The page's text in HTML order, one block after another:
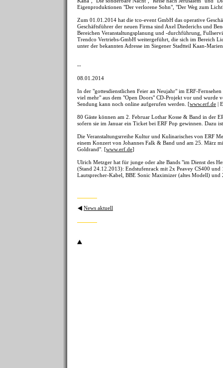
Eigenproduktionen "Der verlorene Sohn", "Der Weg zum
Zum 01.01.2014 hat die tco-event GmbH das operative
Geschäftsführer der neuen Firma sind Axel Diederichs und
Bereichen Veranstaltungsplanung und -durchführung,
Trendco Vertriebs-GmbH weitergeführt, die sich im Bereich
unter der bekannten Adresse im Siegener Stadtteil Kaan-
--
08.01.2014
In der "gottesdienstlichen Feier an Neujahr" im ERF-
viel mehr" aus dem "Open Doors" CD-Projekt vor und wurde
Sendung kann noch online aufgerufen werden. [www.erf.de |
80 Gäste können am 2. Februar Lothar Kosse & Band in der
sofern sie im Januar ein Ticket bei ERF Pop gewinnen. Dazu
Die Veranstaltungsrreihe Kultur und Kulinarisches von ERF
einem Konzert von Johannes Falk & Band und am 25. März
Goldrand". [www.erf.de]
Ulrich Metzger hat für junge oder alte Bands "im Dienst des
(Stand 24.12.2013): Endstufenrack mit 2x Peavey CS400
Lautsprecher-Kabel, BBE Sonic Maximizer (altes Modell)
News aktuell